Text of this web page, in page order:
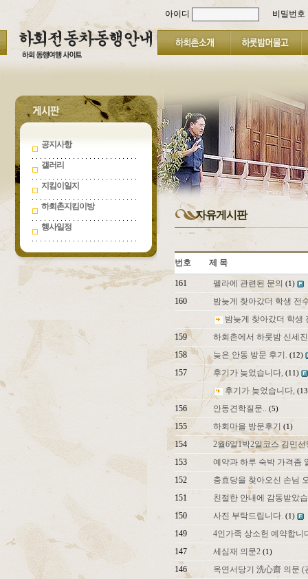
공지사항
갤러리
지킴이일지
하회촌지킴이방
행사일정
아이디 비밀번호
자유게시판
번호 제 목
161 펠라에 관련된 문의 (1)
160
밤늦게 찾아갔더 학생 전
밤늦게 찾아갔더 학생
159
하회촌에서 하룻밤 신세
158
늦은 안동 방문 후기. (12)
157 후기가 늦었습니다, (11)
후기가 늦었습니다,
156 안동견학질문.. (5)
155 하회마을 방문후기 (1)
154
2월6일1박2일코스 김민선
153
예약과 하루 숙박 가격좀
152
충효당을 찾아오신 손님
151
친절한 안내에 감동받았
150
사진 부탁드립니다. (1)
149
4인가족 상소헌 예약합니
147
세심재 의문2 (1)
146
옥연서당기 洗心齋 의문 (